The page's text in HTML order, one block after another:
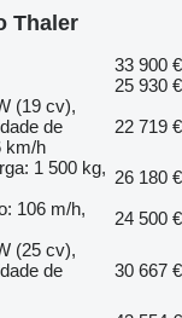
Thaler
33 900 €
25 930 €
(19 cv),
de
km/h
22 719 €
1 500 kg, 26 180 €
106 m/h,
24 500 €
(25 cv),
de
30 667 €